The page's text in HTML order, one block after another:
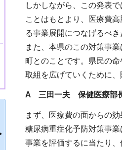
しかしながら、この発表
ことはもとより、医療費
る事業展開につなげるべ
また、本県のこの対策事
町とのことです。県民の
取組を広げていくために
A 三田一夫 保健医療部
まず、医療費の面からの
糖尿病重症化予防対策事
事業を評価するに当たり